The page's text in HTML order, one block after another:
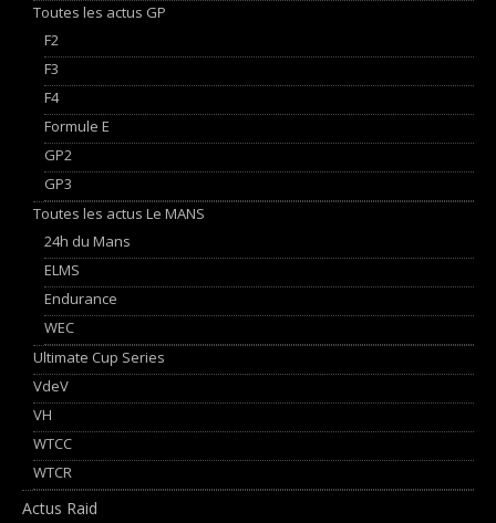
Toutes les actus GP
F2
F3
F4
Formule E
GP2
GP3
Toutes les actus Le MANS
24h du Mans
ELMS
Endurance
WEC
Ultimate Cup Series
VdeV
VH
WTCC
WTCR
Actus Raid